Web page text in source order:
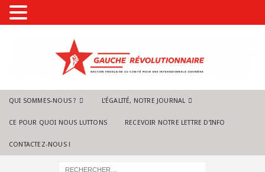
QUI SOMMES-NOUS ? L’ÉGALITÉ, NOTRE JOURNAL
CE POUR QUOI NOUS LUTTONS RECEVOIR NOTRE LETTRE D’INFO
CONTACTEZ-NOUS !